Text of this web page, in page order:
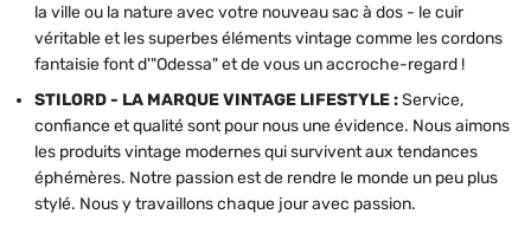
la ville ou la nature avec votre nouveau sac à dos - le cuir
véritable et les superbes éléments vintage comme les cordons
fantaisie font d'"Odessa" et de vous un accroche-regard !
STILORD - LA MARQUE VINTAGE LIFESTYLE :Service,
confiance et qualité sont pour nous une évidence. Nous aimons
les produits vintage modernes qui survivent aux tendances
éphémères. Notre passion est de rendre le monde un peu plus
stylé. Nous y travaillons chaque jour avec passion.